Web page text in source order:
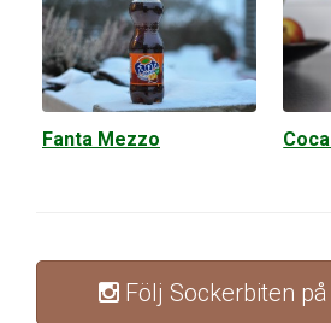
Fanta Mezzo
Följ Sockerbiten